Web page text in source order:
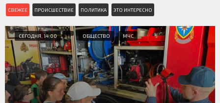
СВЕЖЕЕ ПРОИСШЕСТВИЕ ПОЛИТИКА ЭТО ИНТЕРЕСНО
СЕГОДНЯ, 14:00 ОБЩЕСТВО МЧС